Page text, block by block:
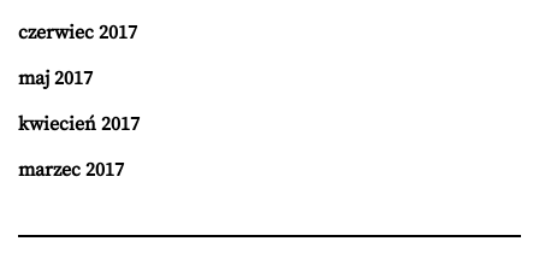
czerwiec 2017
maj 2017
kwiecień 2017
marzec 2017